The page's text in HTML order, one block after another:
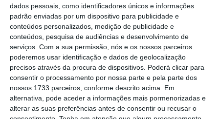
dados pessoais, como identificadores únicos e informações
padrão enviadas por um dispositivo para publicidade e
conteúdos personalizados, medição de publicidade e
conteúdos, pesquisa de audiências e desenvolvimento de
serviços. Com a sua permissão, nós e os nossos parceiros
poderemos usar identificação e dados de geolocalização
precisos através da procura de dispositivos. Poderá clicar para
consentir o processamento por nossa parte e pela parte dos
nossos 1733 parceiros, conforme descrito acima. Em
alternativa, pode aceder a informações mais pormenorizadas e
alterar as suas preferências antes de consentir ou recusar o
e o dinheiro que receberam de Bruxelas
nomeadamente Dinamarca, Alemanha,
Finlândia, França, Irlanda, Itália, Luxemburgo,
Países Baixos, Áustria e Suécia.
AAlemanha (17.433,48 milhões de euros)
continua a ser o maior contribuinte líquido da
União Europeia, à frente de França, que no